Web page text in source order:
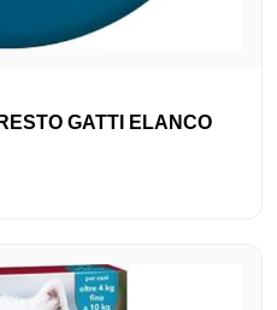
GATTI ELANCO